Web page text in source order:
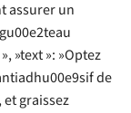
assurer un
»text »: »Optez
de
graissez